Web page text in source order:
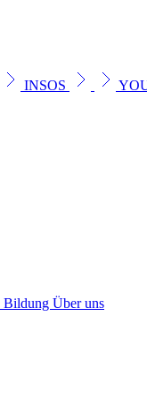
INSOS
Bildung Über uns